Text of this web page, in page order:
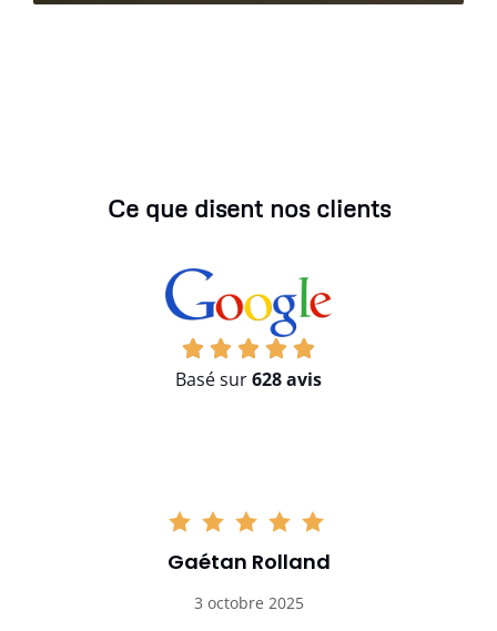
Ce que disent nos clients
Basé sur628 avis
Gaétan Rolland
3 octobre 2025